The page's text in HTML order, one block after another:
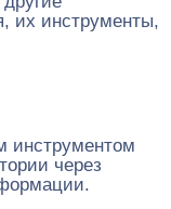
их инструменты,
инструментом
через